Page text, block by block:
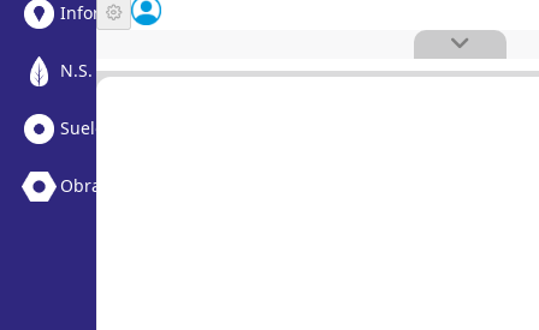
Informe Urbanístico
N.S. Medioambiental
Suelo Vacante + Obras
Obras